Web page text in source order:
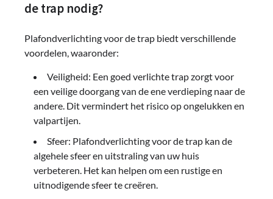
de trap nodig?
Plafondverlichting voor de trap biedt verschillende
voordelen, waaronder:
Veiligheid: Een goed verlichte trap zorgt voor
een veilige doorgang van de ene verdieping naar de
andere. Dit vermindert het risico op ongelukken en
valpartijen.
Sfeer: Plafondverlichting voor de trap kan de
algehele sfeer en uitstraling van uw huis
verbeteren. Het kan helpen om een ​​rustige en
uitnodigende sfeer te creëren.